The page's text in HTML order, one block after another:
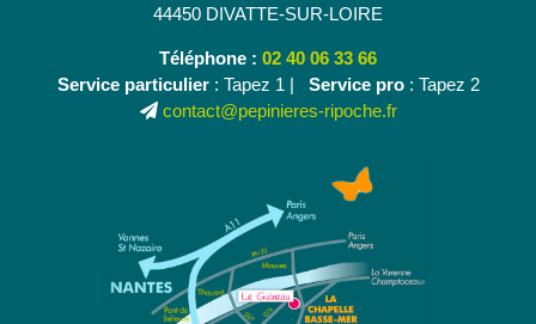
44450 DIVATTE-SUR-LOIRE
Téléphone : 02 40 06 33 66
Service particulier: Tapez 1 | Service pro: Tapez 2
contact@pepinieres-ripoche.fr